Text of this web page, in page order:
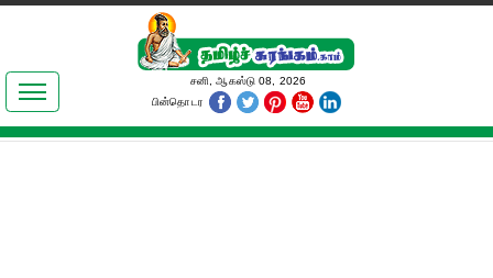
இலக்கியங்கள்
தமிழ் உலகம்
சனி, ஆகஸ்டு 08, 2026
பின்தொடர